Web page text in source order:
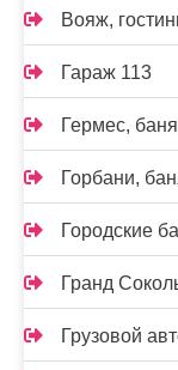
Вояж,
Гараж 113
Гермес, баня
Горбани,
Городские
Гранд
Грузовой